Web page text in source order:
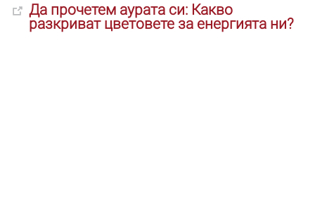
Да прочетем аурата си: Какво
разкриват цветовете за енергията ни?